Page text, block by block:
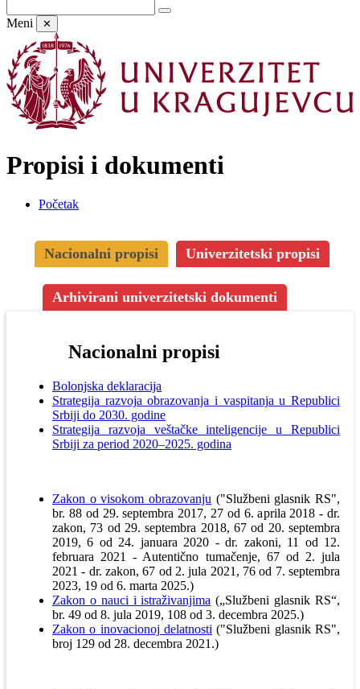
Meni ✕
Propisi i dokumenti
Početak
Nacionalni propisi Univerzitetski propisi
Arhivirani univerzitetski dokumenti
Nacionalni propisi
Bolonjska deklaracija
Strategija razvoja obrazovanja i vaspitanja u Republici
Srbiji do 2030. godine
Strategija razvoja veštačke inteligencije u Republici
Srbiji za period 2020–2025. godina
Zakon o visokom obrazovanju ("Službeni glasnik RS",
br. 88 od 29. septembra 2017, 27 od 6. aprila 2018 - dr.
zakon, 73 od 29. septembra 2018, 67 od 20. septembra
2019, 6 od 24. januara 2020 - dr. zakoni, 11 od 12.
februara 2021 - Autentično tumačenje, 67 od 2. jula
2021 - dr. zakon, 67 od 2. jula 2021, 76 od 7. septembra
2023, 19 od 6. marta 2025.)
Zakon o nauci i istraživanjima („Službeni glasnik RS“,
br. 49 od 8. jula 2019, 108 od 3. decembra 2025.)
Zakon o inovacionoj delatnosti ("Službeni glasnik RS",
broj 129 od 28. decembra 2021.)